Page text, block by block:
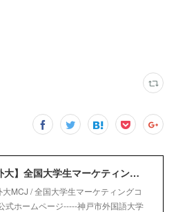
【神戸市外大】全国大学生マーケティングコンテスト｜Marketing Competition Japan
MCJ / 全国大学生マーケティングコ
式ホームページ-----神戸市外国語大学